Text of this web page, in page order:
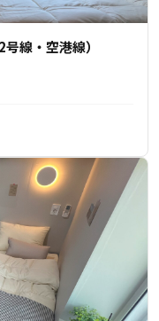
線・空港線）